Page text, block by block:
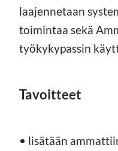
laajennetaan
toimintaa sekä
työkykypassin
Tavoitteet
• lisätään